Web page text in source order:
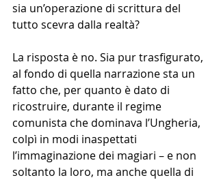
sia un’operazione di scrittura del
tutto scevra dalla realtà?
La risposta è no. Sia pur trasfigurato,
al fondo di quella narrazione sta un
fatto che, per quanto è dato di
ricostruire, durante il regime
comunista che dominava l’Ungheria,
colpì in modi inaspettati
l’immaginazione dei magiari – e non
soltanto la loro, ma anche quella di